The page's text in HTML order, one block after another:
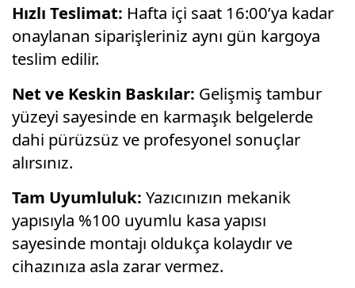
Hızlı Teslimat: Hafta içi saat 16:00’ya kadar
onaylanan siparişleriniz aynı gün kargoya
teslim edilir.
Net ve Keskin Baskılar: Gelişmiş tambur
yüzeyi sayesinde en karmaşık belgelerde
dahi pürüzsüz ve profesyonel sonuçlar
alırsınız.
Tam Uyumluluk: Yazıcınızın mekanik
yapısıyla %100 uyumlu kasa yapısı
sayesinde montajı oldukça kolaydır ve
cihazınıza asla zarar vermez.